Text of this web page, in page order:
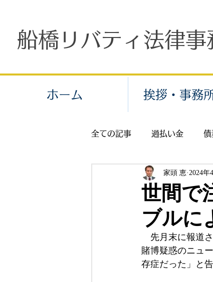
船橋リバティ法律事
ホーム 挨拶・事務
全ての記事 過払い金 債
労働問題
交通事故 示談 保
当事務所について
世間で
ブルに
家頭 恵 2024年
先月末に報道
賭博疑惑のニュ
存症だった」と